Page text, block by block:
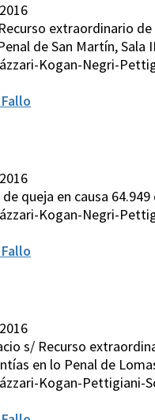
Recurso extraordinario
de San Martín, Sala
Kogan-Negri-
queja en causa
Kogan-Negri-
s/ Recurso
en lo Penal de
Kogan-Pettigiani-